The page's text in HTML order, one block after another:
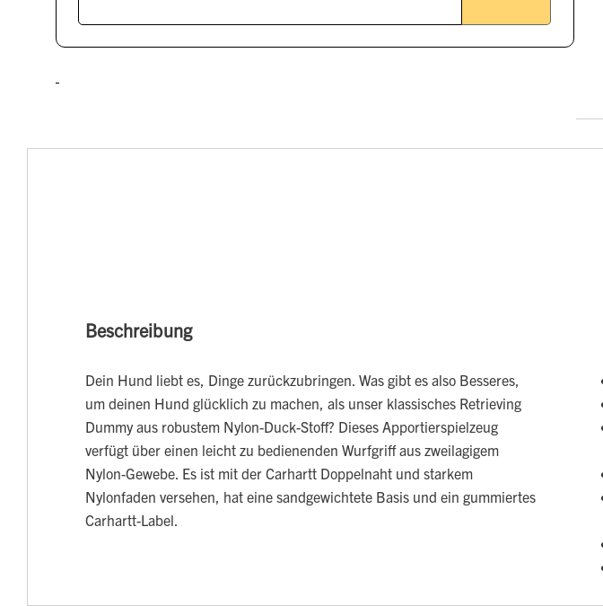
Beschreibung
Dein Hund liebt es, Dinge zurückzubringen. Was gibt es also Besseres,
um deinen Hund glücklich zu machen, als unser klassisches Retrieving
Dummy aus robustem Nylon-Duck-Stoff? Dieses Apportierspielzeug
verfügt über einen leicht zu bedienenden Wurfgriff aus zweilagigem
Nylon-Gewebe. Es ist mit der Carhartt Doppelnaht und starkem
Nylonfaden versehen, hat eine sandgewichtete Basis und ein gummiertes
Carhartt-Label.